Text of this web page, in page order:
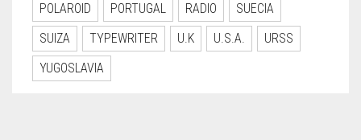
POLAROID
PORTUGAL RADIO
SUECIA
SUIZA
TYPEWRITER U.K U.S.A.
URSS
YUGOSLAVIA